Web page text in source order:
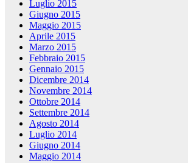
Luglio 2015
Giugno 2015
Maggio 2015
Aprile 2015
Marzo 2015
Febbraio 2015
Gennaio 2015
Dicembre 2014
Novembre 2014
Ottobre 2014
Settembre 2014
Agosto 2014
Luglio 2014
Giugno 2014
Maggio 2014